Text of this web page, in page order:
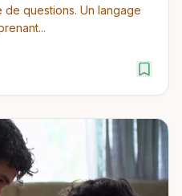
de questions. Un langage